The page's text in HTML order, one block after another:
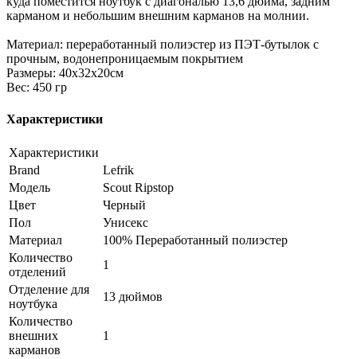
карманом и небольшим внешним карманов на молнии.
Материал: переработанный полиэстер из ПЭТ-бутылок с
прочным, водонепроницаемым покрытием
Размеры: 40x32x20см
Вес: 450 гр
Характеристики
Характеристики
Brand
Lefrik
Модель
Scout Ripstop
Цвет
Черный
Пол
Унисекс
Материал
100% Переработанный полиэстер
Количество
отделений
1
Отделение для
ноутбука
13 дюймов
Количество
внешних
карманов
1